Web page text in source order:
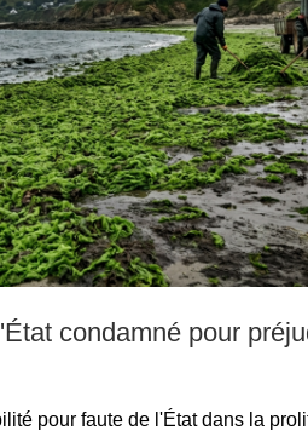
condamné pour
pour faute de l'État dans la